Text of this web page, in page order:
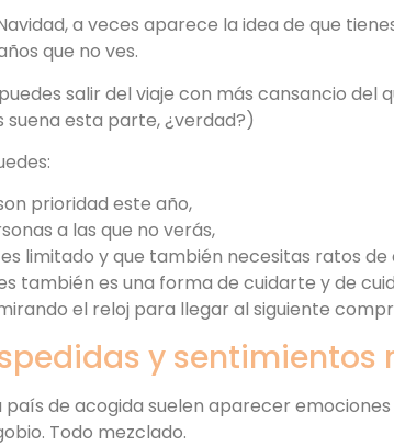
a veces aparece la idea de que
que no ves.
salir del viaje con más cansancio del
suena esta parte, ¿verdad?)
prioridad este año,
a las que no verás,
limitado y que también necesitas ratos de
también es una forma de cuidarte y de
el reloj para llegar al siguiente
y sentimientos
de acogida suelen aparecer
Todo mezclado.